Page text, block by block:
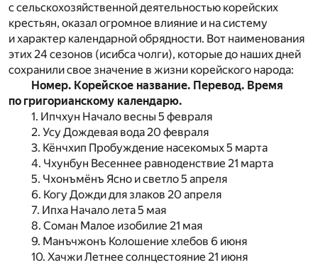
с сельскохозяйственной деятельностью корейских
крестьян, оказал огромное влияние и на систему
и характер календарной обрядности. Вот наименования
этих 24 сезонов (исибса чолги), которые до наших дней
сохранили свое значение в жизни корейского народа:
Номер. Корейское название. Перевод. Время
по григорианскому календарю.
1. Ипчхун Начало весны 5 февраля
2. Усу Дождевая вода 20 февраля
3. Кёнчхип Пробуждение насекомых 5 марта
4. Чхунбун Весеннее равноденствие 21 марта
5. Чхонъмёнъ Ясно и светло 5 апреля
6. Когу Дожди для злаков 20 апреля
7. Ипха Начало лета 5 мая
8. Соман Малое изобилие 21 мая
9. Манъчжонъ Колошение хлебов 6 июня
10. Хачжи Летнее солнцестояние 21 июня